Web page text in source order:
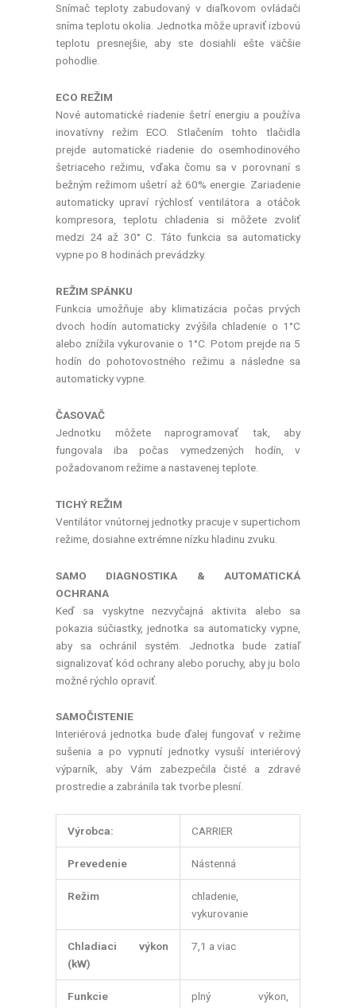
Snímač teploty zabudovaný v diaľkovom ovládači
sníma teplotu okolia. Jednotka môže upraviť izbovú
teplotu presnejšie, aby ste dosiahli ešte väčšie
pohodlie.
ECO REŽIM
Nové automatické riadenie šetrí energiu a používa
inovatívny režim ECO. Stlačením tohto tlačidla
prejde automatické riadenie do osemhodinového
šetriaceho režimu, vďaka čomu sa v porovnaní s
bežným režimom ušetrí až 60% energie. Zariadenie
automaticky upraví rýchlosť ventilátora a otáčok
kompresora, teplotu chladenia si môžete zvoliť
medzi 24 až 30° C. Táto funkcia sa automaticky
vypne po 8 hodinách prevádzky.
REŽIM SPÁNKU
Funkcia umožňuje aby klimatizácia počas prvých
dvoch hodín automaticky zvýšila chladenie o 1°C
alebo znížila vykurovanie o 1°C. Potom prejde na 5
hodín do pohotovostného režimu a následne sa
automaticky vypne.
ČASOVAČ
Jednotku môžete naprogramovať tak, aby
fungovala iba počas vymedzených hodín, v
požadovanom režime a nastavenej teplote.
TICHÝ REŽIM
Ventilátor vnútornej jednotky pracuje v supertichom
režime, dosiahne extrémne nízku hladinu zvuku.
SAMO DIAGNOSTIKA & AUTOMATICKÁ
OCHRANA
Keď sa vyskytne nezvyčajná aktivita alebo sa
pokazia súčiastky, jednotka sa automaticky vypne,
aby sa ochránil systém. Jednotka bude zatiaľ
signalizovať kód ochrany alebo poruchy, aby ju bolo
možné rýchlo opraviť.
SAMOČISTENIE
Interiérová jednotka bude ďalej fungovať v režime
sušenia a po vypnutí jednotky vysuší interiérový
výparník, aby Vám zabezpečila čisté a zdravé
prostredie a zabránila tak tvorbe plesní.
Výrobca: CARRIER
Prevedenie Nástenná
Režim
chladenie,
vykurovanie
Chladiaci výkon
(kW)
7,1 a viac
Funkcie
plný výkon,